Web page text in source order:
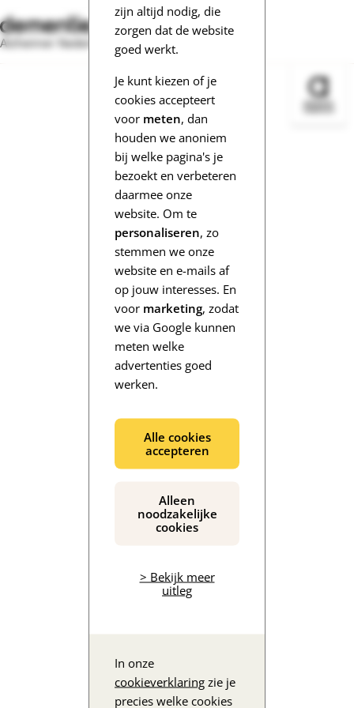
zijn altijd nodig, die
zorgen dat de website
goed werkt.
Je kunt kiezen of je
cookies accepteert
voor meten, dan
houden we anoniem
bij welke pagina's je
bezoekt en verbeteren
daarmee onze
website. Om te
personaliseren, zo
stemmen we onze
website en e-mails af
op jouw interesses. En
voor marketing, zodat
we via Google kunnen
meten welke
advertenties goed
werken.
Alle cookies
accepteren
Alleen
noodzakelijke
cookies
> Bekijk meer
uitleg
In onze
cookieverklaring zie je
precies welke cookies
Alzheimer Nederland
De inhoud wordt geladen...